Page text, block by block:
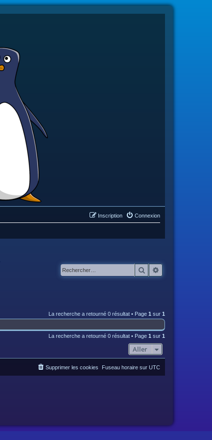
Connexion
Inscription
Rechercher
La recherche a retourné 0 résultat • Page 1 sur 1
La recherche a retourné 0 résultat • Page 1 sur 1
Aller
Fuseau horaire sur UTC
Supprimer les cookies